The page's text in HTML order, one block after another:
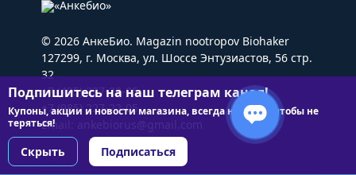
© 2026 АнкеБио. Magazin nootropov Biohaker
127299, г. Москва, ул. Шоссе Энтузиастов, 56 стр.
32
+7 (495) 227-22-05
+7 (985) 227-22-05
Email: ankebiorus@gmail.com
Подпишитесь на наш телеграм канал!
Купоны, акции и новости магазина, всегда на связи чтобы не
теряться!
Скрыть Подписаться